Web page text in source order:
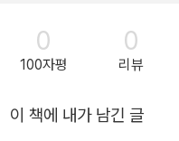
0
100자평
0
리뷰
이 책에 내가 남긴 글